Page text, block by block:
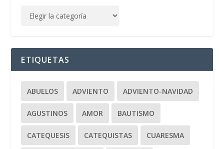
ETIQUETAS
ABUELOS ADVIENTO ADVIENTO-NAVIDAD
AGUSTINOS AMOR BAUTISMO
CATEQUESIS CATEQUISTAS CUARESMA